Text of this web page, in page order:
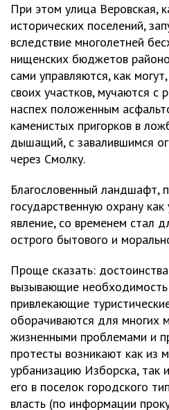
При этом улица Веровская,
исторических поселений,
вследствие многолетней
нищенских бюджетов
сами управляются, как
своих участков, мучаются с
наспех положенным
каменистых пригорков в
дышащий, с завалившимся
через Смолку.
Благословенный ландшафт,
государственную охрану
явление, со временем стал
острого бытового и
Проще сказать:
вызывающие необходимость
привлекающие
оборачиваются для многих
жизненными проблемами и
протесты возникают как из
урбанизацию Изборска, так
его в поселок городского
власть (по информации